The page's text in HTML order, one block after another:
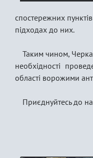
спостережних
підходах до них.
Таким чином,
необхідності
області ворожими
Приєднуйтесь до